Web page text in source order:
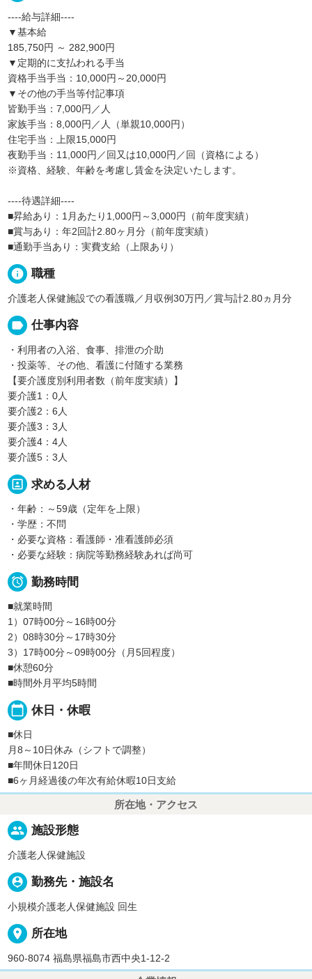
----給与詳細----
▼基本給
185,750円 ～ 282,900円
▼定期的に支払われる手当
資格手当手当：10,000円～20,000円
▼その他の手当等付記事項
皆勤手当：7,000円／人
家族手当：8,000円／人（単親10,000円）
住宅手当：上限15,000円
夜勤手当：11,000円／回又は10,000円／回（資格による）
※資格、経験、年齢を考慮し賃金を決定いたします。
----待遇詳細----
■昇給あり：1月あたり1,000円～3,000円（前年度実績）
■賞与あり：年2回計2.80ヶ月分（前年度実績）
■通勤手当あり：実費支給（上限あり）
info 職種
介護老人保健施設での看護職／月収例30万円／賞与計2.80ヵ月分
label 仕事内容
・利用者の入浴、食事、排泄の介助
・投薬等、その他、看護に付随する業務
【要介護度別利用者数（前年度実績）】
要介護1：0人
要介護2：6人
要介護3：3人
要介護4：4人
要介護5：3人
portrait 求める人材
・年齢：～59歳（定年を上限）
・学歴：不問
・必要な資格：看護師・准看護師必須
・必要な経験：病院等勤務経験あれば尚可
 勤務時間
■就業時間
1）07時00分～16時00分
2）08時30分～17時30分
3）17時00分～09時00分（月5回程度）
■休憩60分
■時間外月平均5時間
calendar_today 休日・休暇
■休日
月8～10日休み（シフトで調整）
■年間休日120日
■6ヶ月経過後の年次有給休暇10日支給
所在地・アクセス
people 施設形態
介護老人保健施設
person_pin 勤務先・施設名
小規模介護老人保健施設 回生
place 所在地
960-8074 福島県福島市西中央1-12-2